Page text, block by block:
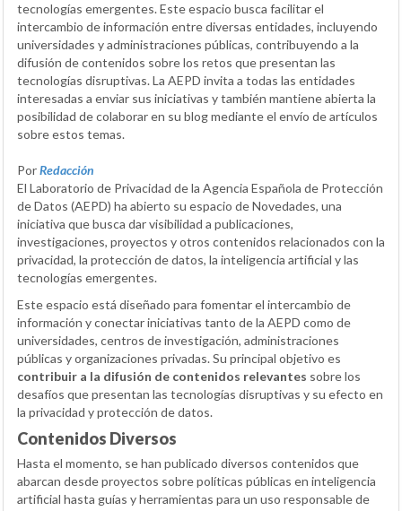
tecnologías emergentes. Este espacio busca facilitar el
intercambio de información entre diversas entidades, incluyendo
universidades y administraciones públicas, contribuyendo a la
difusión de contenidos sobre los retos que presentan las
tecnologías disruptivas. La AEPD invita a todas las entidades
interesadas a enviar sus iniciativas y también mantiene abierta la
posibilidad de colaborar en su blog mediante el envío de artículos
sobre estos temas.
PorRedacción
El Laboratorio de Privacidad de la Agencia Española de Protección
de Datos (AEPD) ha abierto su espacio de Novedades, una
iniciativa que busca dar visibilidad a publicaciones,
investigaciones, proyectos y otros contenidos relacionados con la
privacidad, la protección de datos, la inteligencia artificial y las
tecnologías emergentes.
Este espacio está diseñado para fomentar el intercambio de
información y conectar iniciativas tanto de la AEPD como de
universidades, centros de investigación, administraciones
públicas y organizaciones privadas. Su principal objetivo es
contribuir a la difusión de contenidos relevantes sobre los
desafíos que presentan las tecnologías disruptivas y su efecto en
la privacidad y protección de datos.
Contenidos Diversos
Hasta el momento, se han publicado diversos contenidos que
abarcan desde proyectos sobre políticas públicas en inteligencia
artificial hasta guías y herramientas para un uso responsable de